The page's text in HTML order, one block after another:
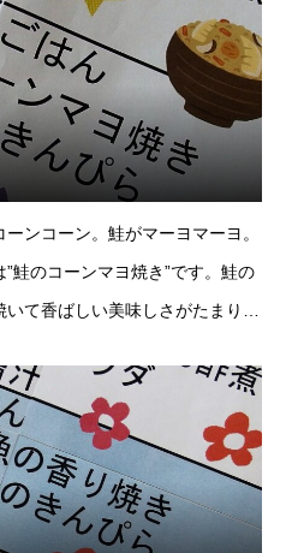
ンコーン。鮭がマーヨマーヨ。
鮭のコーンマヨ焼き”です。鮭の
て香ばしい美味しさがたまりま
マヨ焼き